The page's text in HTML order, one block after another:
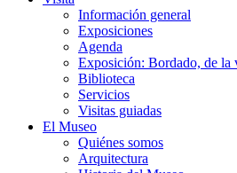
Información general
Exposiciones
Agenda
Exposición: Bordado, de la
Biblioteca
Servicios
Visitas guiadas
El Museo
Quiénes somos
Arquitectura